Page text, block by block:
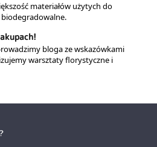
materiałów użytych do
bloga ze wskazówkami
warsztaty florystyczne i